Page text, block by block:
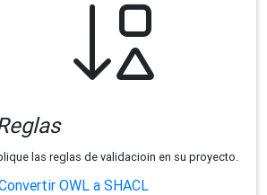
las reglas de validacioin en su proyecto.
OWL a SHACL